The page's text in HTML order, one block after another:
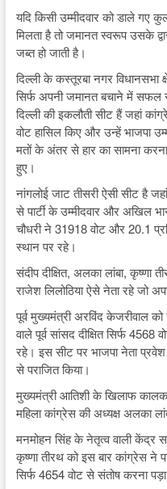
यदि किसी उम्मीदवार को डाले गए
मिलता है तो जमानत स्वरूप उसके
जब्त हो जाती है।
दिल्ली के कस्तूरबा नगर विधानसभा
सिर्फ अपनी जमानत बचाने में सफल
दिल्ली की इकलौती सीट हैं जहां
वोट हासिल किए और उन्हें भाजपा
मतों के अंतर से हार का सामना
हुए।
नांगलोई जाट तीसरी ऐसी सीट है
से पार्टी के उम्मीदवार और अखिल
चौधरी ने 31918 वोट और 20.1
स्थान पर रहे।
संदीप दीक्षित, अलका लांबा,
राजेश लिलोठिया ऐसे नेता रहे जो
पूर्व मुख्यमंत्री अरविंद केजरीवाल
वाले पूर्व सांसद दीक्षित सिर्फ
रहे। इस सीट पर भाजपा नेता
से पराजित किया।
मुख्यमंत्री आतिशी के खिलाफ
महिला कांग्रेस की अध्यक्ष अलका
मनमोहन सिंह के नेतृत्व वाली केंद्र
कृष्णा तीरथ को इस बार कांग्रेस ने
सिर्फ 4654 वोट से संतोष करना